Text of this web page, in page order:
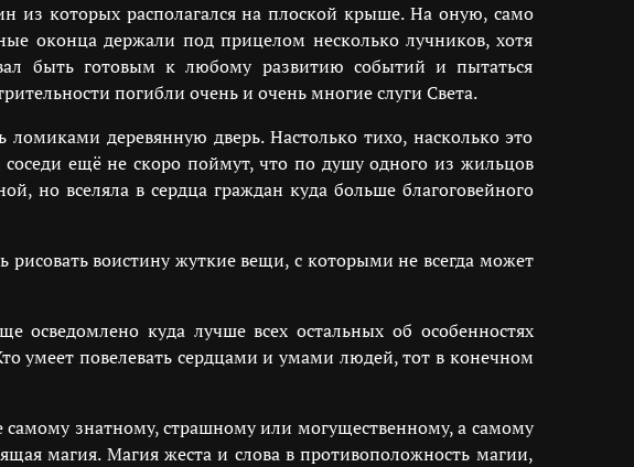
из которых располагался на плоской крыше. На оную, само
оконца держали под прицелом несколько лучников, хотя
быть готовым к любому развитию событий и пытаться
погибли очень и очень многие слуги Света.
деревянную дверь. Настолько тихо, насколько это
ещё не скоро поймут, что по душу одного из жильцов
но вселяла в сердца граждан куда больше благоговейного
рисовать воистину жуткие вещи, с которыми не всегда может
куда лучше всех остальных об особенностях
умеет повелевать сердцами и умами людей, тот в конечном
самому знатному, страшному или могущественному, а самому
магия. Магия жеста и слова в противоположность магии,